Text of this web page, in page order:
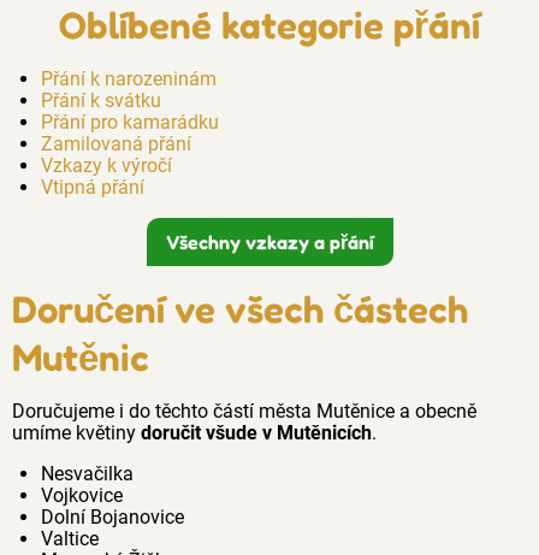
Oblíbené kategorie přání
Přání k narozeninám
Přání k svátku
Přání pro kamarádku
Zamilovaná přání
Vzkazy k výročí
Vtipná přání
Všechny vzkazy a přání
Doručení ve všech částech
Mutěnic
Doručujeme i do těchto částí města Mutěnice a obecně
umíme květiny doručit všude v Mutěnicích.
Nesvačilka
Vojkovice
Dolní Bojanovice
Valtice